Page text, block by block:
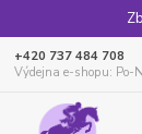
+420 737 484 708
Výdejna e-shopu: Po-